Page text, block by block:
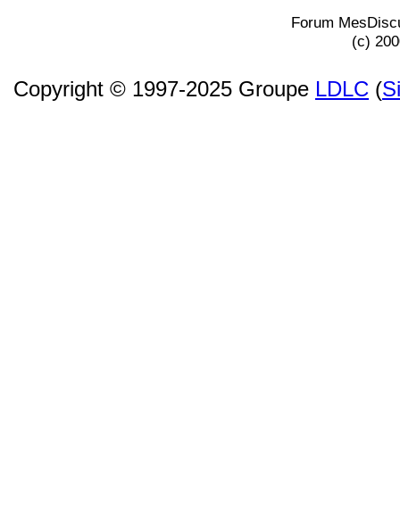
Forum
(c)
Copyright © 1997-2025 Groupe LDLC (